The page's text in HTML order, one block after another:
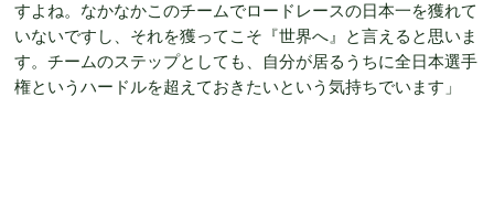
すよね。なかなかこのチームでロードレースの日本一を獲れて
いないですし、それを獲ってこそ『世界へ』と言えると思いま
す。チームのステップとしても、自分が居るうちに全日本選手
権というハードルを超えておきたいという気持ちでいます」